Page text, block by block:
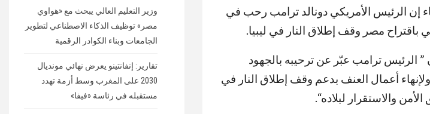
إن الرئيس الأمريكي دونالد ترامب رحب في
مصر وقف إطلاق النار في ليبيا.
الرئيس ترامب عبّر عن ترحيبه بالجهود
أعمال العنف بدعم وقف إطلاق النار في
والاستقرار لبلاده“.
وزير التعليم العالي يبحث مع «هواوي
مصر» توظيف الذكاء الاصطناعي لتطوير
الجامعات وبناء الكوادر الرقمية
تقارير: إنفانتينو يعرض نهائي مونديال
2030 على المغرب وسط أزمة تهدد
مستقبله في رئاسة «فيفا»